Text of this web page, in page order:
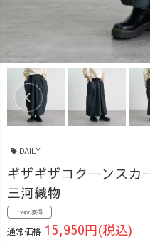
DAILY
ギザギザコクーンス
三河織物
159pt 獲得
通常価格 15,950円(税込)